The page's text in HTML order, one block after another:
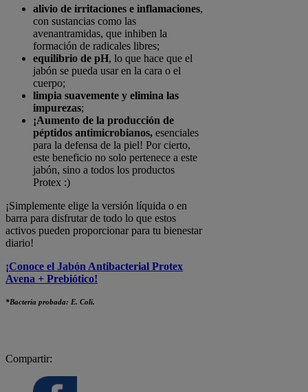
alivio de irritaciones e inflamaciones,
con sustancias como las
avenantramidas, que inhiben la
formación de radicales libres;
equilibrio de pH, lo que hace que el
jabón se pueda usar en la cara o el
cuerpo;
limpia suavemente y elimina las
impurezas;
¡Aumento de la producción de
péptidos antimicrobianos, esenciales
para la defensa de la piel! Por cierto,
este beneficio no solo pertenece a este
jabón, sino a todos los productos
Protex :)
¡Simplemente elige la versión líquida o en
barra para disfrutar de todo lo que estos
activos pueden proporcionar para tu bienestar
diario!
¡Conoce el Jabón Antibacterial Protex
Avena + Prebiótico!
*Bacteria probada: E. Coli.
Compartir: